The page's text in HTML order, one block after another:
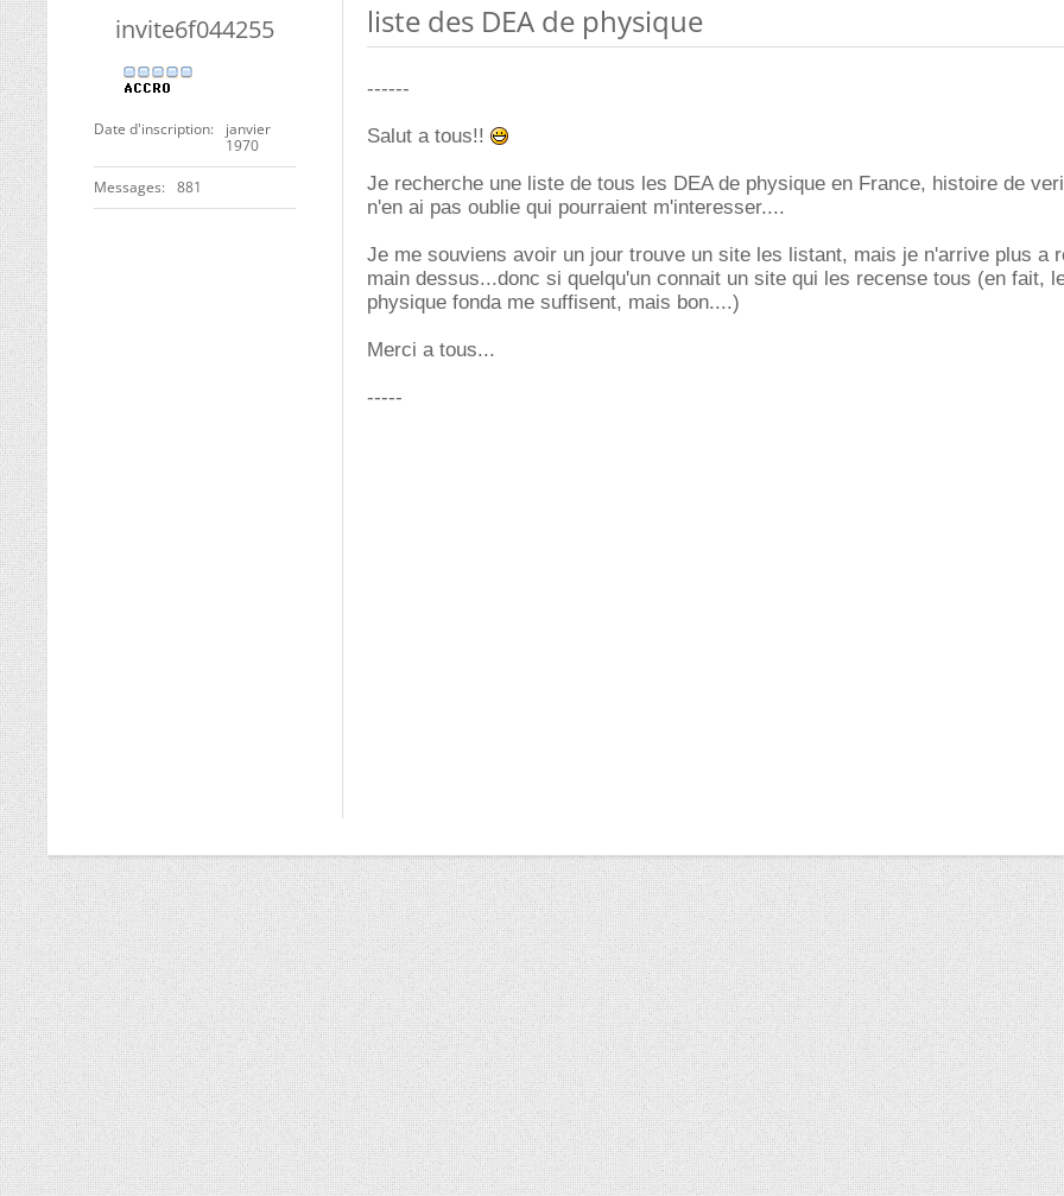
invite6f044255
Date d'inscription
janvier
1970
Messages 881
liste des DEA de physique
------
Salut a tous!!
Je recherche une liste de tous les DEA de physique en France, histoire de
n'en ai pas oublie qui pourraient m'interesser....
Je me souviens avoir un jour trouve un site les listant, mais je n'arrive plus a
main dessus...donc si quelqu'un connait un site qui les recense tous (en fait,
physique fonda me suffisent, mais bon....)
Merci a tous...
-----